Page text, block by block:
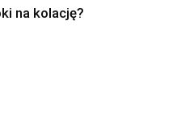
na kolację?